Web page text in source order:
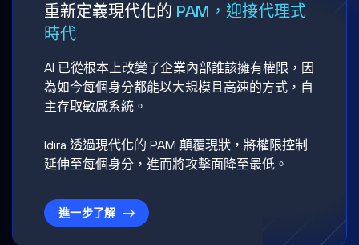
重新定義現代化的 PAM，迎接代理式
時代
AI 已從根本上改變了企業內部誰該擁有權限，因
為如今每個身分都能以大規模且高速的方式，自
主存取敏感系統。
Idira 透過現代化的 PAM 顛覆現狀，將權限控制
延伸至每個身分，進而將攻擊面降至最低。
進一步了解